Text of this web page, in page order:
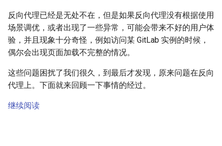
反向代理已经是无处不在，但是如果反向代理没有根据使用
场景调优，或者出现了一些异常，可能会带来不好的用户体
验，并且现象十分奇怪，例如访问某 GitLab 实例的时候，
偶尔会出现页面加载不完整的情况。
这些问题困扰了我们很久，到最后才发现，原来问题在反向
代理上。下面就来回顾一下事情的经过。
继续阅读